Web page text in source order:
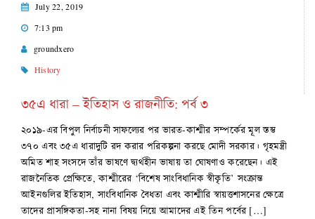
July 22, 2019
7:13 pm
groundxero
History
৩৫এ ধারা – ইতিহাস ও রাজনীতি: পর্ব ৩
২০১৯-এর বিপুল নির্বাচনী সাফল্যের পর ভারত-কাশ্মীর সম্পর্কের মূল স্তম্ভ
৩৭০ এবং ৩৫এ ধারাদুটি রদ করার পরিকল্পনা করছে মোদী সরকার। গৃহমন্ত্রী
অমিত শাহ সংসদে তাঁর ভাষণে দ্ব্যর্থহীন ভাষায় তা ঘোষণাও করেছেন। এই
রাজনৈতিক প্রেক্ষিতে, কাশ্মীরের ‘বিশেষ সাংবিধানিক স্বীকৃতি’ সংক্রান্ত
আইনগুলির ইতিহাস, সাংবিধানিক বৈধতা এবং কাশ্মীরি স্বায়ত্তশাসনের ক্ষেত্রে
তাদের প্রাসঙ্গিকতা-সহ নানা বিষয় নিয়ে আমাদের এই তিন পর্বের […]